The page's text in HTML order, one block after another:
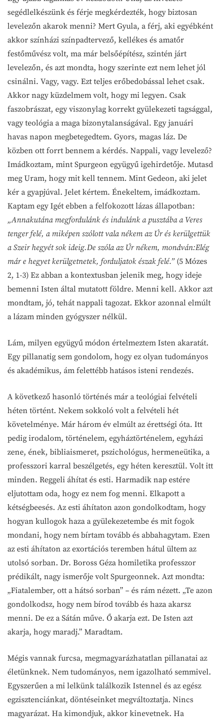
segédlelkészünk és férje megkérdezték, hogy biztosan
levelezőn akarok menni? Mert Gyula, a férj, aki egyébként
akkor színházi színpadtervező, kellékes és amatőr
festőművész volt, ma már belsőépítész, szintén járt
levelezőn, és azt mondta, hogy szerinte ezt nem lehet jól
csinálni. Vagy, vagy. Ezt teljes erőbedobással lehet csak.
Akkor nagy küzdelmem volt, hogy mi legyen. Csak
faszobrászat, egy viszonylag korrekt gyülekezeti tagsággal,
vagy teológia a maga bizonytalanságával. Egy januári
havas napon megbetegedtem. Gyors, magas láz. De
közben ott forrt bennem a kérdés. Nappali, vagy levelező?
Imádkoztam, mint Spurgeon együgyű igehirdetője. Mutasd
meg Uram, hogy mit kell tennem. Mint Gedeon, aki jelet
kér a gyapjúval. Jelet kértem. Énekeltem, imádkoztam.
Kaptam egy Igét ebben a felfokozott lázas állapotban:
„Annakutána megfordulánk és indulánk a pusztába a Veres
tenger felé, a miképen szólott vala nékem az Úr és kerülgettük
a Szeir hegyét sok ideig.De szóla az Úr nékem, mondván:Elég
már e hegyet kerülgetnetek, forduljatok észak felé.” (5 Mózes
2, 1-3) Ez abban a kontextusban jelenik meg, hogy ideje
bemenni Isten által mutatott földre. Menni kell. Akkor azt
mondtam, jó, tehát nappali tagozat. Ekkor azonnal elmúlt
a lázam minden gyógyszer nélkül.
Lám, milyen együgyű módon értelmeztem Isten akaratát.
Egy pillanatig sem gondolom, hogy ez olyan tudományos
és akadémikus, ám felettébb hatásos isteni rendezés.
A következő hasonló történés már a teológiai felvételi
héten történt. Nekem sokkoló volt a felvételi hét
követelménye. Már három év elmúlt az érettségi óta. Itt
pedig irodalom, történelem, egyháztörténelem, egyházi
zene, ének, bibliaismeret, pszichológus, hermeneütika, a
professzori karral beszélgetés, egy héten keresztül. Volt itt
minden. Reggeli áhítat és esti. Harmadik nap estére
eljutottam oda, hogy ez nem fog menni. Elkapott a
kétségbeesés. Az esti áhítaton azon gondolkodtam, hogy
hogyan kullogok haza a gyülekezetembe és mit fogok
mondani, hogy nem bírtam tovább és abbahagytam. Ezen
az esti áhítaton az exortációs teremben hátul ültem az
utolsó sorban. Dr. Boross Géza homiletika professzor
prédikált, nagy ismerője volt Spurgeonnek. Azt mondta:
„Fiatalember, ott a hátsó sorban” – és rám nézett. „Te azon
gondolkodsz, hogy nem bírod tovább és haza akarsz
menni. De ez a Sátán műve. Ő akarja ezt. De Isten azt
akarja, hogy maradj.” Maradtam.
Mégis vannak furcsa, megmagyarázhatatlan pillanatai az
életünknek. Nem tudományos, nem igazolható semmivel.
Egyszerűen a mi lelkünk találkozik Istennel és az egész
egzisztenciánkat, döntéseinket megváltoztatja. Nincs
magyarázat. Ha kimondjuk, akkor kinevetnek. Ha